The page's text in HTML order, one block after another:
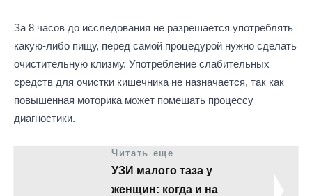
За 8 часов до исследования не разрешается употреблять
какую-либо пищу, перед самой процедурой нужно сделать
очистительную клизму. Употребление слабительных
средств для очистки кишечника не назначается, так как
повышенная моторика может помешать процессу
диагностики.
Читать еще
УЗИ малого таза у
женщин: когда и на